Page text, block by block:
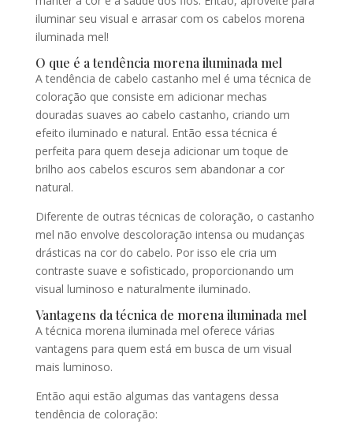
iluminar seu visual e arrasar com os cabelos morena
iluminada mel!
O que é a tendência morena iluminada mel
A tendência de cabelo castanho mel é uma técnica de
coloração que consiste em adicionar mechas
douradas suaves ao cabelo castanho, criando um
efeito iluminado e natural. Então essa técnica é
perfeita para quem deseja adicionar um toque de
brilho aos cabelos escuros sem abandonar a cor
natural.
Diferente de outras técnicas de coloração, o castanho
mel não envolve descoloração intensa ou mudanças
drásticas na cor do cabelo. Por isso ele cria um
contraste suave e sofisticado, proporcionando um
visual luminoso e naturalmente iluminado.
Vantagens da técnica de morena iluminada mel
A técnica morena iluminada mel oferece várias
vantagens para quem está em busca de um visual
mais luminoso.
Então aqui estão algumas das vantagens dessa
tendência de coloração: